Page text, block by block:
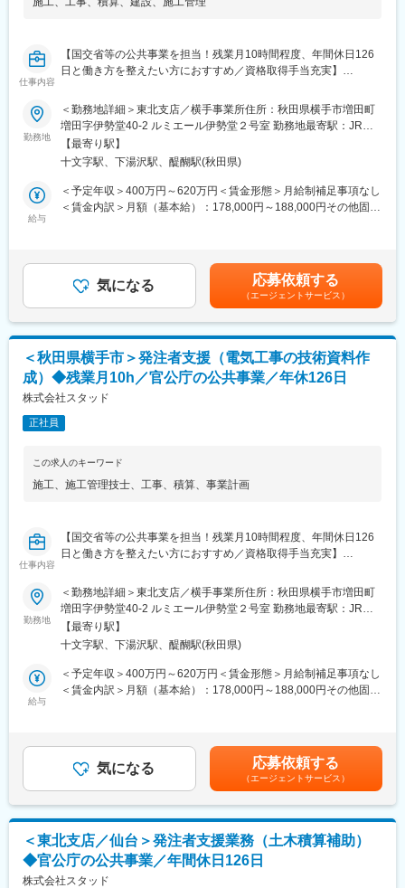
とができる環境にあります。
同社には中途入社者が多数おり、社員間のコミュニケーションも
活発で、馴染みやすい環境です。また、個人の能力を重視してお
きる環境づくりに力を注いでいます。そのため自身の経験、及
び、コミュニケーション能力を活かすことができます。
変更の範囲：会社の定める業務
仕事内容
【国交省等の公共事業を担当！残業月10時間程度、年間休日126
日と働き方を整えたい方におすすめ／資格取得手当充実】
■職務詳細：
官公庁などが発注する、道路・河川他土木工事にかかる工事の数
量・図面・積算資料等の作成をおこないます。
具体的には主に秋田県・国交省等が発注する工事に関する積算業
務を担当していただきます。
・工事案件の数量算出・積算条件の設定
・数量計算書・積算書などの積算資料の作成
■就業環境：
残業月10時間程度、年間休日126日、出張・転勤無しと働きやす
い環境が整っています。国交省とのお取引をしており、残業しな
■同社の特徴：
1983年に創業して以来、地域に根付いたコンサルティングが好評
価であり、着実な成長を遂げてきました。同社は社内外問わず、
人と人との絆に重きを置いたコンサルティングに取り組んでいま
す。社名の由来はSkilled Technical Art Designers（洗練された技
上を心がけ「お客様のニーズが第一」の意識の下、地域のリーデ
ィングコンサルタントを目指しています。
国国交通省とはは年にわたって取引ををっているため、事業計画
■社風：
活発で、馴染みやすい環境です。また、個人の能力を重視してお
り、性別や年齢に関わらず、アイディアや意見を発信、交換がで
きる環境づくりに力を注いでいます。そのため自身の経験、及
び、コミュニケーション能力を活かすことができます。
変更の範囲：会社の定める業務
勤務地
＜勤務地詳細＞東北支店／横手事業所住所：秋田県横手市増田町
増田字伊勢堂40-2 ルミエール伊勢堂２号室 勤務地最寄駅：JR奥
羽本線／十文字駅受動喫煙対策：屋内全面禁煙変更の範囲：会社
の定める事業所
【最寄り駅】
十文字駅、下湯沢駅、醍醐駅(秋田県)
給与
＜予定年収＞400万円～620万円＜賃金形態＞月給制補足事項なし
＜賃金内訳＞月額（基本給）：178,000円～188,000円その他固定
む）＜昇給有無＞有＜残業手当＞有＜給与補足＞■賞与：年2回※
経験・能力・年齢等を考慮の上、当社規定より決定致します。※有
資格者は優遇致します。賃金はあくまでも目安の金額であり、選
考を通じて上下する可能性があります。月給(月額)は固定手当を含
めた表記です。
気になる 応募依頼する
（エージェントサービス）
＜秋田県横手市＞発注者支援（電気工事の技術資料作
成）◆残業月10h／官公庁の公共事業／年休126日
株式会社スタッド
正社員
この求人のキーワード
施工、 施工管理技士、 工事、 積算、 事業計画
仕事内容
【国交省等の公共事業を担当！残業月10時間程度、年間休日126
日と働き方を整えたい方におすすめ／資格取得手当充実】
■職務詳細：
国交省などが発注する道路、河川、ダム工事に係る工事の技術支
援補助や工事資料作成補助を行います。
・工事案件の数値算出（積算条件等）
・書類作成（数量計算書／概算積算書等）
・図面作成（工事発注図面／工事変更図面等）
・関係機関等との協議資料作成
い環境が整っています。国交省とのお取引をしており、残業しな
い前提で施工計画を立てて受注をしているため、働きやすい環境
1983年に創業して以来、地域に根付いたコンサルティングが好評
価であり、着実な成長を遂げてきました。同社は社内外問わず、
人と人との絆に重きを置いたコンサルティングに取り組んでいま
す。社名の由来はSkilled Technical Art Designers（洗練された技
勤務地
＜勤務地詳細＞東北支店／横手事業所住所：秋田県横手市増田町
増田字伊勢堂40-2 ルミエール伊勢堂２号室 勤務地最寄駅：JR奥
羽本線／十文字駅受動喫煙対策：屋内全面禁煙変更の範囲：会社
の定める事業所
【最寄り駅】
十文字駅、下湯沢駅、醍醐駅(秋田県)
給与
＜予定年収＞400万円～620万円＜賃金形態＞月給制補足事項なし
＜賃金内訳＞月額（基本給）：178,000円～188,000円その他固定
む）＜昇給有無＞有＜残業手当＞有＜給与補足＞■賞与：年2回※
経験・能力・年齢等を考慮の上、当社規定より決定致します。※有
資格者は優遇致します。賃金はあくまでも目安の金額であり、選
考を通じて上下する可能性があります。月給(月額)は固定手当を含
めた表記です。
気になる 応募依頼する
（エージェントサービス）
＜東北支店／仙台＞発注者支援業務（土木積算補助）
◆官公庁の公共事業／年間休日126日
株式会社スタッド